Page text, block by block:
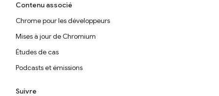
Contenu associé
Chrome pour les développeurs
Mises à jour de Chromium
Études de cas
Podcasts et émissions
Suivre